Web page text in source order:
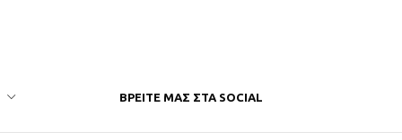
ΒΡΕΊΤΕ ΜΑΣ ΣΤΑ SOCIAL